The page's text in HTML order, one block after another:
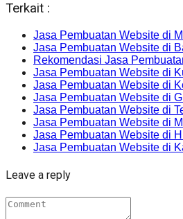
Terkait :
Jasa Pembuatan Website di
Jasa Pembuatan Website di
Rekomendasi Jasa
Jasa Pembuatan Website di
Jasa Pembuatan Website di
Jasa Pembuatan Website di
Jasa Pembuatan Website di
Jasa Pembuatan Website di
Jasa Pembuatan Website di
Jasa Pembuatan Website di
Leave a reply